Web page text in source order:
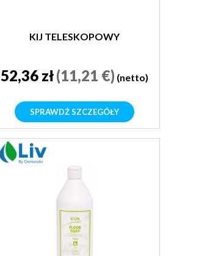
KIJ TELESKOPOWY
52,36 zł(11,21 €) (netto)
SPRAWDŹ SZCZEGÓŁY